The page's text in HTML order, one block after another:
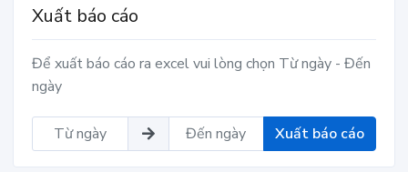
Xuất báo cáo
Để xuất báo cáo ra excel vui lòng chọn Từ ngày - Đến
ngày
Xuất báo cáo